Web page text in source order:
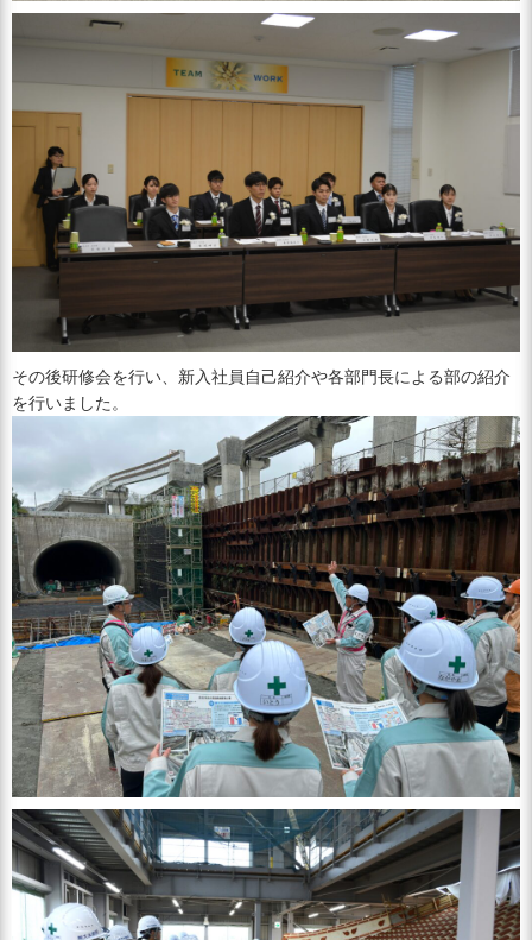
その後研修会を行い、新入社員自己紹介や各部門長による部の紹介
を行いました。